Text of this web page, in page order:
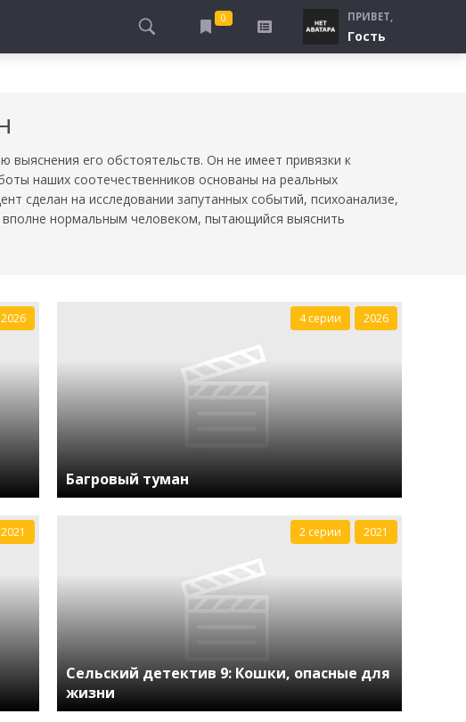
ДЕСАНТНИКИ, ВДВ
ПРО ШКОЛУ, ПОДРОСТКОВ
ПРО БОГАТЫХ И БЕДНЫХ
0 ПРИВЕТ,
Гость
его обстоятельств. Он не имеет привязки к
наших соотечественников основаны на реальных
сделан на исследовании запутанных событий, психоанализе,
вполне нормальным человеком, пытающийся выяснить
2026
Багровый туман
4 серии 2026
2021
Сельский детектив 9: Кошки, опасные для
жизни
2 серии 2021